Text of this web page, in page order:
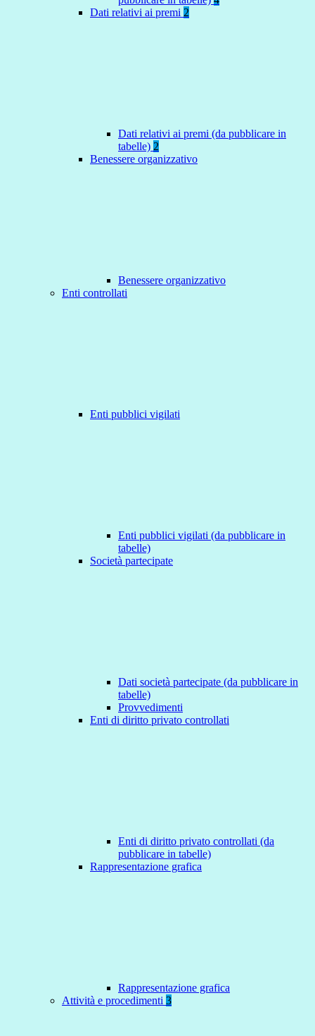
Dati relativi ai premi 2
Dati relativi ai premi (da pubblicare in
tabelle) 2
Benessere organizzativo
Benessere organizzativo
Enti controllati
Enti pubblici vigilati
Enti pubblici vigilati (da pubblicare in
tabelle)
Società partecipate
Dati società partecipate (da pubblicare in
tabelle)
Provvedimenti
Enti di diritto privato controllati
Enti di diritto privato controllati (da
pubblicare in tabelle)
Rappresentazione grafica
Rappresentazione grafica
Attività e procedimenti 3